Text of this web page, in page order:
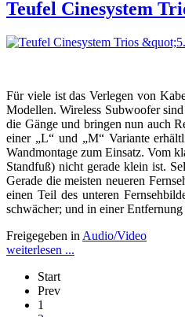
Teufel Cinesystem
Für viele ist das Verlegen von
Modellen. Wireless Subwoofer
die Gänge und bringen nun auch
einer „L“ und „M“ Variante
Wandmontage zum Einsatz. Vom
Standfuß) nicht gerade klein ist.
Gerade die meisten neueren
einen Teil des unteren
schwächer; und in einer
Freigegeben in Audio/Video
weiterlesen ...
Start
Prev
1